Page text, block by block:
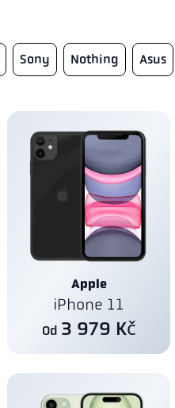
Sony Nothing Asus
Apple
iPhone 11
Od 3 979 Kč